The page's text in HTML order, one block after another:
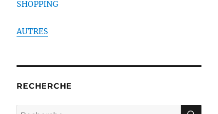
SHOPPING
AUTRES
RECHERCHE
Recherche